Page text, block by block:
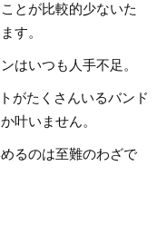
とが比較的少ないた
す。
はいつも人手不足。
がたくさんいるバンド
叶いません。
るのは至難のわざで